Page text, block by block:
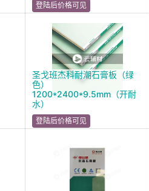
登陆后价格可见
圣戈班杰科耐潮石膏板（绿
色）
1200*2400*9.5mm（开耐
水）
登陆后价格可见